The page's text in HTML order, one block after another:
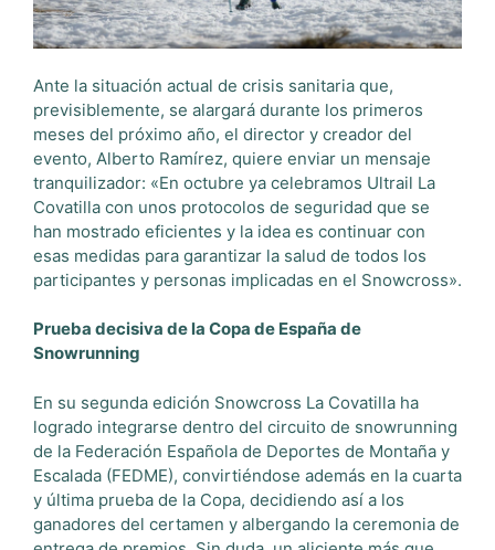
Ante la situación actual de crisis sanitaria que,
previsiblemente, se alargará durante los primeros
meses del próximo año, el director y creador del
evento, Alberto Ramírez, quiere enviar un mensaje
tranquilizador: «En octubre ya celebramos Ultrail La
Covatilla con unos protocolos de seguridad que se
han mostrado eficientes y la idea es continuar con
esas medidas para garantizar la salud de todos los
participantes y personas implicadas en el Snowcross».
Prueba decisiva de la Copa de España de
Snowrunning
En su segunda edición Snowcross La Covatilla ha
logrado integrarse dentro del circuito de snowrunning
de la Federación Española de Deportes de Montaña y
Escalada (FEDME), convirtiéndose además en la cuarta
y última prueba de la Copa, decidiendo así a los
ganadores del certamen y albergando la ceremonia de